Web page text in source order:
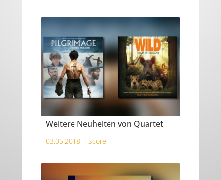
Weitere Neuheiten von Quartet
03.05.2018 | Score